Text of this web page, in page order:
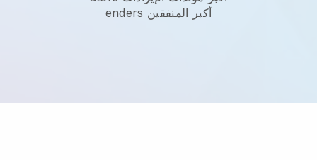
enders أكبر المنفقين